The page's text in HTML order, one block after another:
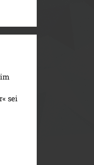
ans
sei